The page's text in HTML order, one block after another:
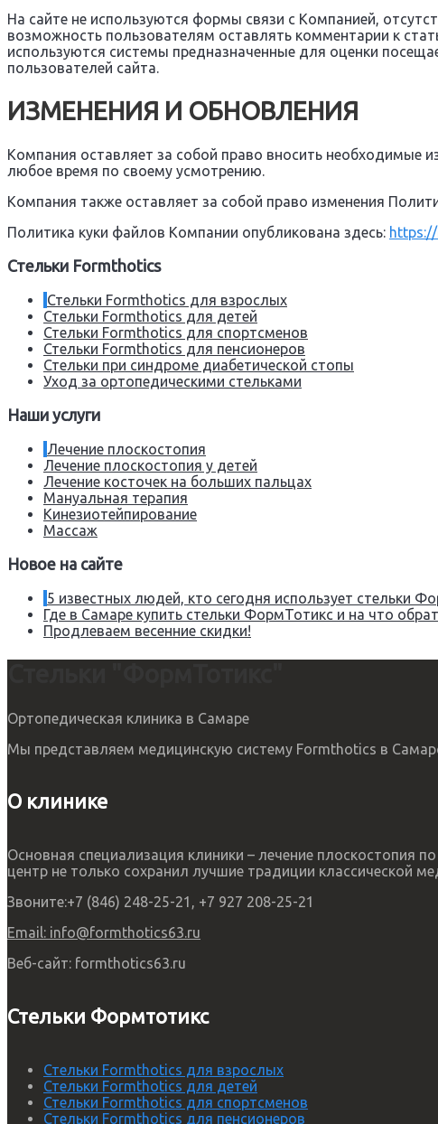
На сайте не используются формы связи с Компанией,
возможность пользователям оставлять комментарии к
используются системы предназначенные для оценки
пользователей сайта.
ИЗМЕНЕНИЯ И ОБНОВЛЕНИЯ
Компания оставляет за собой право вносить необходимые
любое время по своему усмотрению.
Компания также оставляет за собой право изменения
Политика куки файлов Компании опубликована здесь:
Стельки Formthotics
Стельки Formthotics для взрослых
Стельки Formthotics для детей
Стельки Formthotics для спортсменов
Стельки Formthotics для пенсионеров
Стельки при синдроме диабетической стопы
Уход за ортопедическими стельками
Наши услуги
Лечение плоскостопия
Лечение плоскостопия у детей
Лечение косточек на больших пальцах
Мануальная терапия
Кинезиотейпирование
Массаж
Новое на сайте
5 известных людей, кто сегодня использует стельки
Где в Самаре купить стельки ФормТотикс и на что
Продлеваем весенние скидки!
Ортопедическая клиника в Самаре
Мы представляем медицинскую систему Formthotics в
О клинике
Основная специализация клиники – лечение
центр не только сохранил лучшие традиции классической
Звоните:+7 (846) 248-25-21, +7 927 208-25-21
Email: info@formthotics63.ru
Веб-сайт: formthotics63.ru
Стельки Формтотикс
Стельки Formthotics для взрослых
Стельки Formthotics для детей
Стельки Formthotics для спортсменов
Стельки Formthotics для пенсионеров